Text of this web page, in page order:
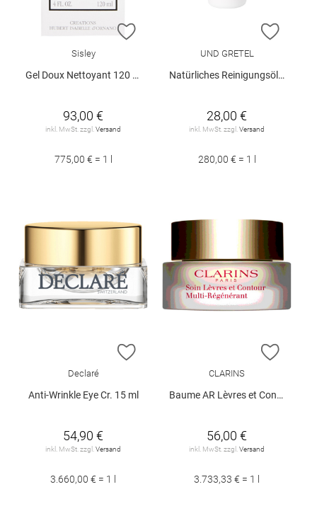
ZUR WUNSCHLISTE HINZUFÜGEN
Sisley
Gel Doux Nettoyant 120 ml
93,00 €
inkl. MwSt. zzgl. Versand
775,00 € = 1 l
ZUR
UND GRETEL
Natürliches Reinigungsöl "Reine", 100 ml
28,00 €
inkl. MwSt. zzgl. Versand
280,00 € = 1 l
ZUR WUNSCHLISTE HINZUFÜGEN
Declaré
Anti-Wrinkle Eye Cr. 15 ml
54,90 €
inkl. MwSt. zzgl.Versand
3.660,00 € = 1 l
ZUR
CLARINS
Baume AR Lèvres et Contour 15 ml
56,00 €
inkl. MwSt. zzgl.Versand
3.733,33 € = 1 l